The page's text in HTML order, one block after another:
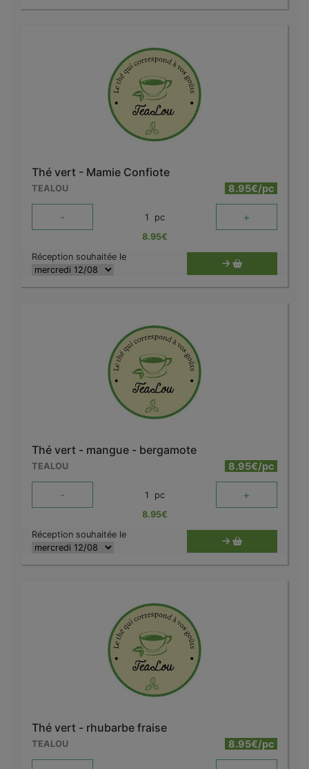
Thé vert - Mamie Confiote
TEALOU 8.95€/pc
- 1 pc +
8.95€
Réception souhaitée le
Thé vert - mangue - bergamote
TEALOU 8.95€/pc
- 1 pc +
8.95€
Réception souhaitée le
Thé vert - rhubarbe fraise
TEALOU 8.95€/pc